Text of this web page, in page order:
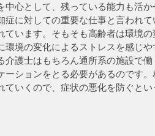
中心として、残っている能力も活
症に対しての重要な仕事と言われ
います。そもそも高齢者は環境
環境の変化によるストレスを感じ
護士はもちろん通所系の施設で
ーションをとる必要があるのです
いくので、症状の悪化を防ぐと